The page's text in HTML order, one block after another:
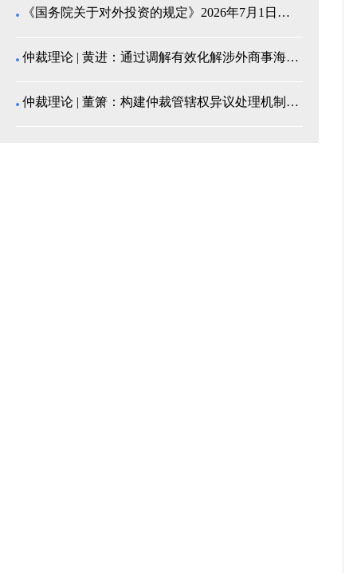
《国务院关于对外投资的规定》2026年7月1日起施...
仲裁理论 | 黄进：通过调解有效化解涉外商事海事纠...
仲裁理论 | 董箫：构建仲裁管辖权异议处理机制的中...